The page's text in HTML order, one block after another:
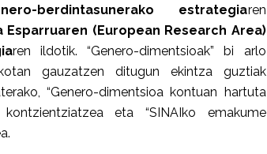
berdintasunerako estrategiaren
Esparruaren (European Research Area)
ren ildotik. “Genero-dimentsioak” bi arlo
gauzatzen ditugun ekintza guztiak
“Genero-dimentsioa kontuan hartuta
kontzientziatzea eta “SINAIko emakume